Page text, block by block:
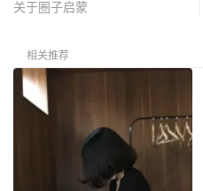
关于圈子启蒙
相关推荐